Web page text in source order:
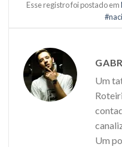
Esse registro foi postado em
Um
Um